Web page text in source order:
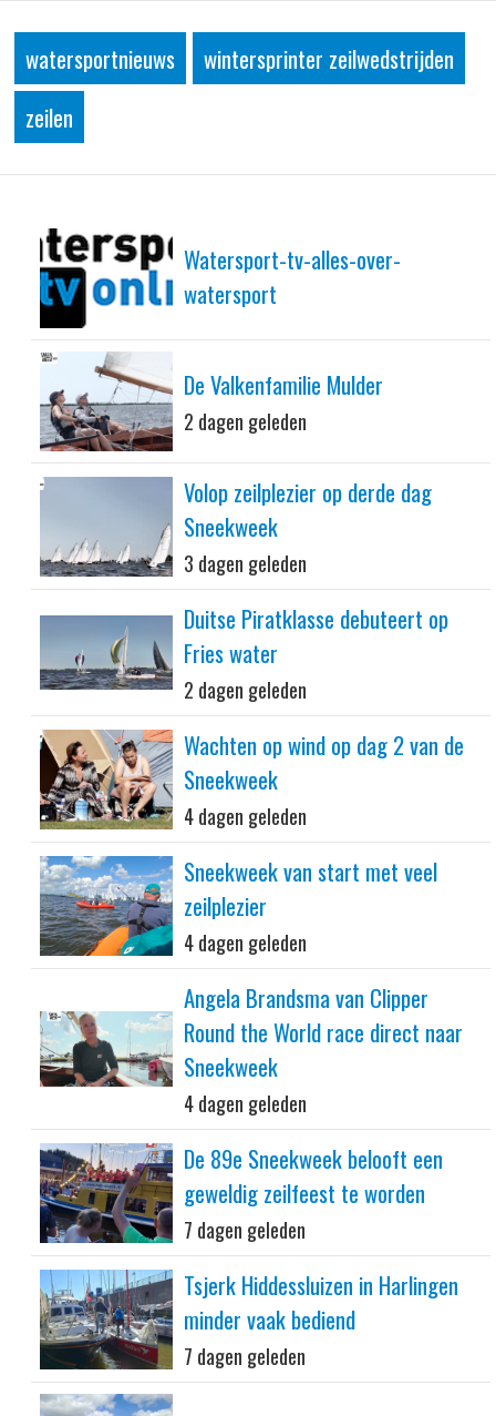
watersportnieuws
wintersprinter zeilwedstrijden
zeilen
Watersport-tv-alles-over-
watersport
De Valkenfamilie Mulder
2 dagen geleden
Volop zeilplezier op derde dag
Sneekweek
3 dagen geleden
Duitse Piratklasse debuteert op
Fries water
2 dagen geleden
Wachten op wind op dag 2 van de
Sneekweek
4 dagen geleden
Sneekweek van start met veel
zeilplezier
4 dagen geleden
Angela Brandsma van Clipper
Round the World race direct naar
Sneekweek
4 dagen geleden
De 89e Sneekweek belooft een
geweldig zeilfeest te worden
7 dagen geleden
Tsjerk Hiddessluizen in Harlingen
minder vaak bediend
7 dagen geleden